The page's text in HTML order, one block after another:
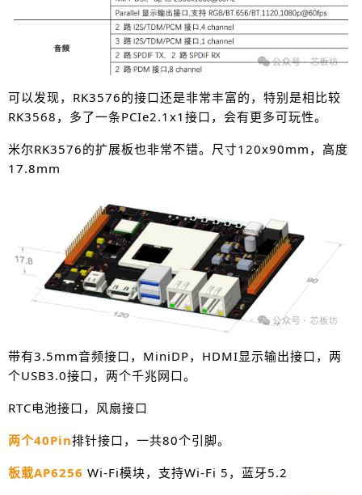
可以发现，RK3576的接口还是非常丰富的，特别是相比较
RK3568，多了一条PCIe2.1x1接口，会有更多可玩性。
米尔RK3576的扩展板也非常不错。尺寸120x90mm，高度
17.8mm
带有3.5mm音频接口，MiniDP，HDMI显示输出接口，两
个USB3.0接口，两个千兆网口。
RTC电池接口，风扇接口
两个40Pin排针接口，一共80个引脚。
板载AP6256 Wi-Fi模块，支持Wi-Fi 5，蓝牙5.2